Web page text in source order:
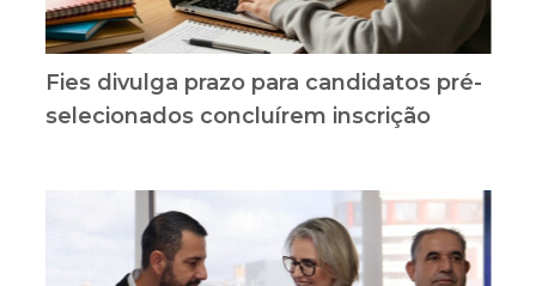
Fies divulga prazo para candidatos pré-
selecionados concluírem inscrição